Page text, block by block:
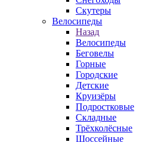
Скутеры
Велосипеды
Назад
Велосипеды
Беговелы
Горные
Городские
Детские
Круизёры
Подростковые
Складные
Трёхколёсные
Шоссейные